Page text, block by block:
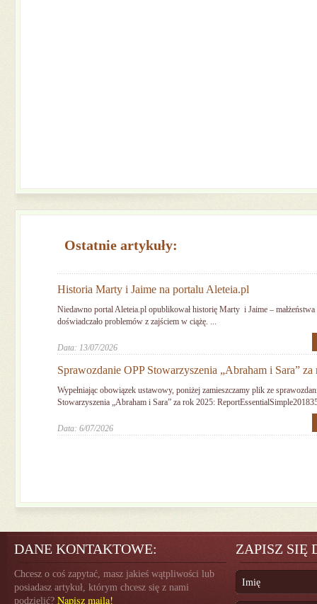
Ostatnie artykuły:
Historia Marty i Jaime na portalu Aleteia.pl
Niedawno portal Aleteia.pl opublikował historię Marty i Jaime –
doświadczało problemów z zajściem w ciążę. ...
Data: 13/07/2026
Sprawozdanie OPP Stowarzyszenia „Abraham i Sara”
Wypełniając obowiązek ustawowy, poniżej zamieszczamy plik ze
Stowarzyszenia „Abraham i Sara” za rok 2025:
Data: 6/07/2026
DANE KONTAKTOWE:
Chcesz o coś zapytać, masz jakieś wątpliwości lub
posiadasz artykuł, którym chcesz się z nami
podzielić? Napisz maila!
ZAPISZ SIĘ